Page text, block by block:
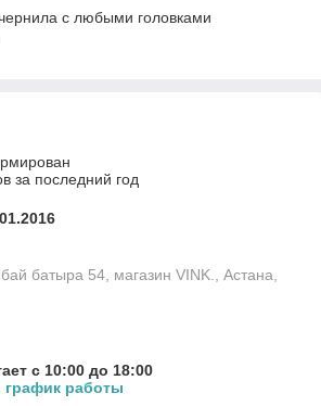
с любыми головками
за последний год
батыра 54, магазин VINK., Астана,
с 10:00 до 18:00
график работы